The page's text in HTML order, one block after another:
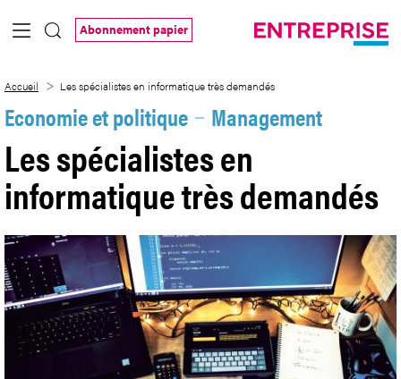
Saut au contenu principal
Abonnement papier
Accueil Les spécialistes en informatique très demandés
Economie et politique Management
Les spécialistes en
informatique très demandés